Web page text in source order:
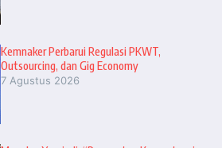
Kemnaker Perbarui Regulasi PKWT,
Outsourcing, dan Gig Economy
7 Agustus 2026